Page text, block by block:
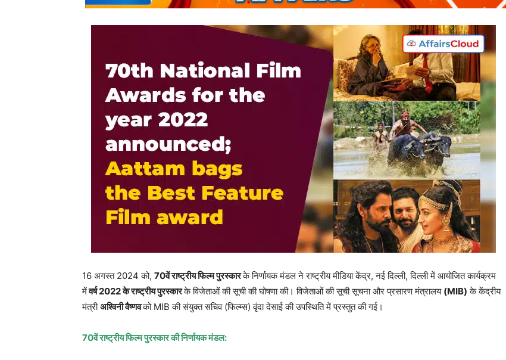
16 अगस्त 2024 को, 70वें राष्ट्रीय फिल्म पुरस्कारके निर्णायक मंडल ने राष्ट्रीय मीडिया केंद्र, नई दिल्ली, दिल्ली में आयोजित कार्यक्रम
मेंवर्ष2022के राष्ट्रीय पुरस्कारके विजेताओं की सूची की घोषणा की। विजेताओं की सूची सूचना और प्रसारण मंत्रालय (MIB) के केंद्रीय
मंत्रीअश्विनी वैष्णवको MIB की संयुक्त सचिव (फिल्म्स) वृंदा देसाई की उपस्थिति में प्रस्तुत की गई।
70वें राष्ट्रीय फिल्म पुरस्कार की निर्णायक मंडल: